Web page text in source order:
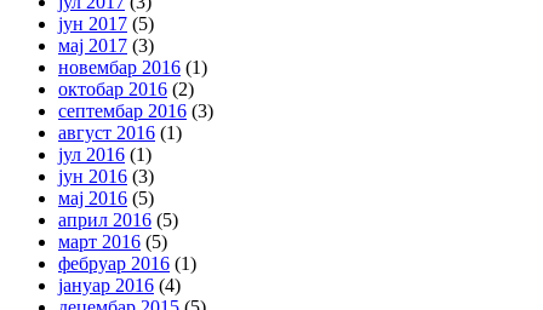
јун 2017 (5)
мај 2017 (3)
новембар 2016 (1)
октобар 2016 (2)
септембар 2016 (3)
август 2016 (1)
јул 2016 (1)
јун 2016 (3)
мај 2016 (5)
април 2016 (5)
март 2016 (5)
фебруар 2016 (1)
јануар 2016 (4)